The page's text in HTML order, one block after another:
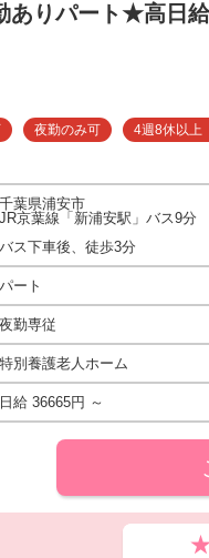
ありパート★高日
夜勤のみ可 4週8休以上
千葉県浦安市
JR京葉線「新浦安駅」バス9分
バス下車後、徒歩3分
パート
夜勤専従
特別養護老人ホーム
日給 36665円 ～